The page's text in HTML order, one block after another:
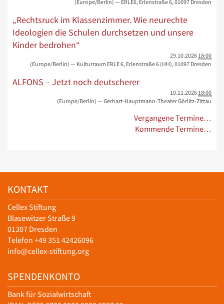
(Europe/Berlin) — ERLE6, Erlenstraße 6, 01097 Dresden
„Rechtsruck im Klassenzimmer. Wie neurechte
Ideologien die Schulen durchsetzen und unsere
Kinder bedrohen“
29.10.2026 18:00
(Europe/Berlin) — Kulturraum ERLE 6, Erlenstraße 6 (HH), 01097 Dresden
ALFONS – Jetzt noch deutscherer
10.11.2026 18:00
(Europe/Berlin) — Gerhart-Hauptmann-Theater Görlitz-Zittau
Vergangene Termine…
Kommende Termine…
KONTAKT
Cellex Stiftung
Blasewitzer Straße 9
01307 Dresden
Telefon +49 351 42426096
info@cellex-stiftung.org
SPENDENKONTO
Bank für Sozialwirtschaft